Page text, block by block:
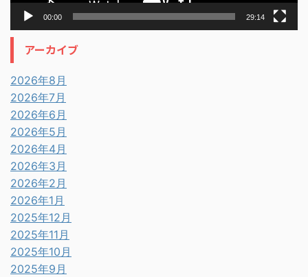
00:00 29:14
アーカイブ
2026年8月
2026年7月
2026年6月
2026年5月
2026年4月
2026年3月
2026年2月
2026年1月
2025年12月
2025年11月
2025年10月
2025年9月